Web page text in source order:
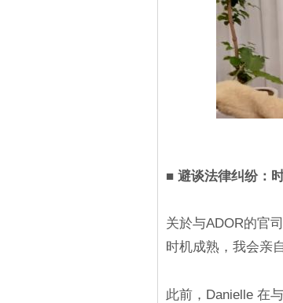
■ 避谈法律纠纷：
关於与ADOR的官
时机成熟，我会亲
此前，Danielle 在